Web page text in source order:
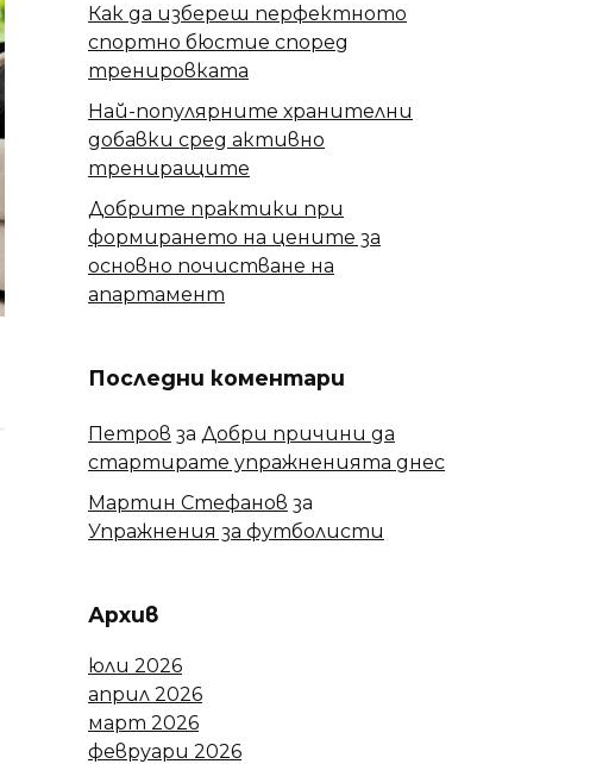
Как да избереш перфектното
спортно бюстие според
тренировката
Най-популярните хранителни
добавки сред активно
трениращите
Добрите практики при
формирането на цените за
основно почистване на
апартамент
Последни коментари
Петров за Добри причини да
стартирате упражненията днес
Мартин Стефанов за
Упражнения за футболисти
Архив
юли 2026
април 2026
март 2026
февруари 2026